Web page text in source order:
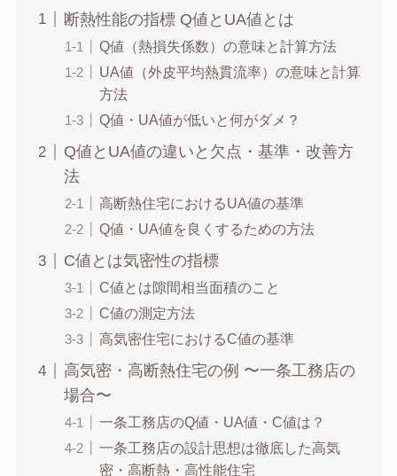
断熱性能の指標 Q値とUA値とは
Q値（熱損失係数）の意味と計算方法
UA値（外皮平均熱貫流率）の意味と計算
方法
Q値・UA値が低いと何がダメ？
Q値とUA値の違いと欠点・基準・改善方
法
高断熱住宅におけるUA値の基準
Q値・UA値を良くするための方法
C値とは気密性の指標
C値とは隙間相当面積のこと
C値の測定方法
高気密住宅におけるC値の基準
高気密・高断熱住宅の例 〜一条工務店の
場合〜
一条工務店のQ値・UA値・C値は？
一条工務店の設計思想は徹底した高気
密・高断熱・高性能住宅